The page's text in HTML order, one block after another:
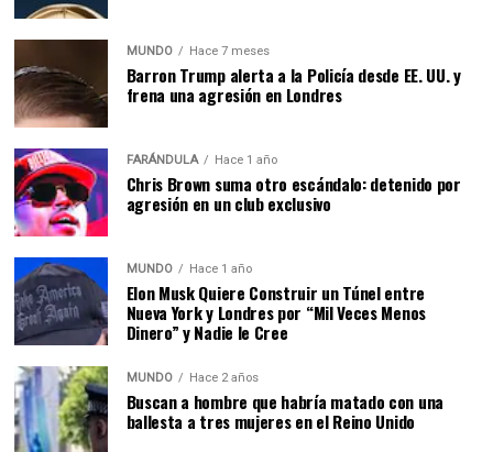
MUNDO Hace 7 meses
Barron Trump alerta a la Policía desde EE. UU. y
frena una agresión en Londres
FARÁNDULA Hace 1 año
Chris Brown suma otro escándalo: detenido por
agresión en un club exclusivo
MUNDO Hace 1 año
Elon Musk Quiere Construir un Túnel entre
Nueva York y Londres por “Mil Veces Menos
Dinero” y Nadie le Cree
MUNDO Hace 2 años
Buscan a hombre que habría matado con una
ballesta a tres mujeres en el Reino Unido